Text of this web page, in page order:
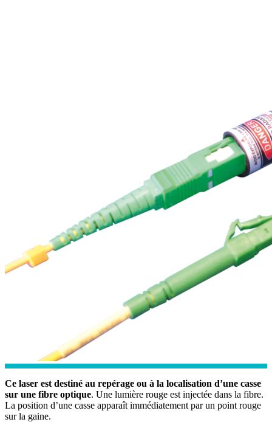
Ce laser est destiné au repérage ou à la localisation d’une casse
sur une fibre optique. Une lumière rouge est injectée dans la fibre.
La position d’une casse apparaît immédiatement par un point rouge
sur la gaine.